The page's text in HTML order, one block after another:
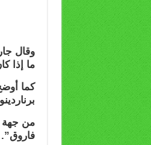
وقال
ما إذا
من جهة
فاروق”.